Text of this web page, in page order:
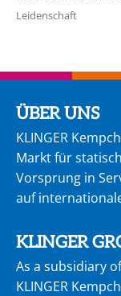
Leidenschaft
ÜBER UNS
KLINGER
Markt für
Vorsprung in
auf
KLINGER
As a subsidiary
KLINGER